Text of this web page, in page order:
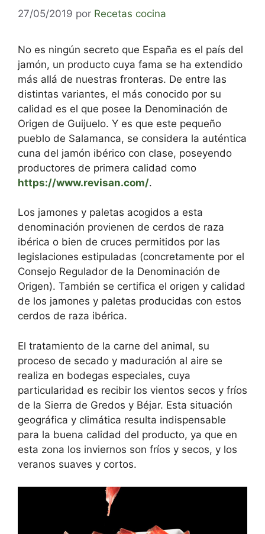
27/05/2019 por Recetas cocina
No es ningún secreto que España es el país del
jamón, un producto cuya fama se ha extendido
más allá de nuestras fronteras. De entre las
distintas variantes, el más conocido por su
calidad es el que posee la Denominación de
Origen de Guijuelo. Y es que este pequeño
pueblo de Salamanca, se considera la auténtica
cuna del jamón ibérico con clase, poseyendo
productores de primera calidad como
https://www.revisan.com/.
Los jamones y paletas acogidos a esta
denominación provienen de cerdos de raza
ibérica o bien de cruces permitidos por las
legislaciones estipuladas (concretamente por el
Consejo Regulador de la Denominación de
Origen). También se certifica el origen y calidad
de los jamones y paletas producidas con estos
cerdos de raza ibérica.
El tratamiento de la carne del animal, su
proceso de secado y maduración al aire se
realiza en bodegas especiales, cuya
particularidad es recibir los vientos secos y fríos
de la Sierra de Gredos y Béjar. Esta situación
geográfica y climática resulta indispensable
para la buena calidad del producto, ya que en
esta zona los inviernos son fríos y secos, y los
veranos suaves y cortos.